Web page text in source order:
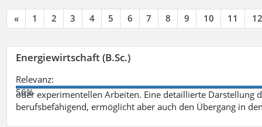
« 1 2 3 4 5 6 7 8 9 10 11 12
Energiewirtschaft (B.Sc.)
Relevanz:
56%
oder experimentellen Arbeiten. Eine detaillierte Darstellung
berufsbefähigend, ermöglicht aber auch den Übergang in